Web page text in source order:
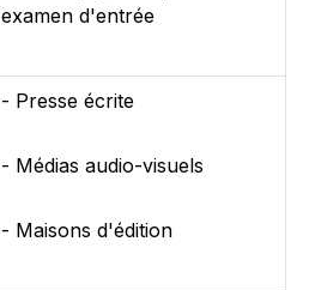
examen d'entrée
- Presse écrite
- Médias audio-visuels
- Maisons d'édition